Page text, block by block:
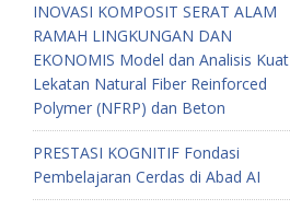
INOVASI KOMPOSIT SERAT ALAM
RAMAH LINGKUNGAN DAN
EKONOMIS Model dan Analisis Kuat
Lekatan Natural Fiber Reinforced
Polymer (NFRP) dan Beton
PRESTASI KOGNITIF Fondasi
Pembelajaran Cerdas di Abad AI